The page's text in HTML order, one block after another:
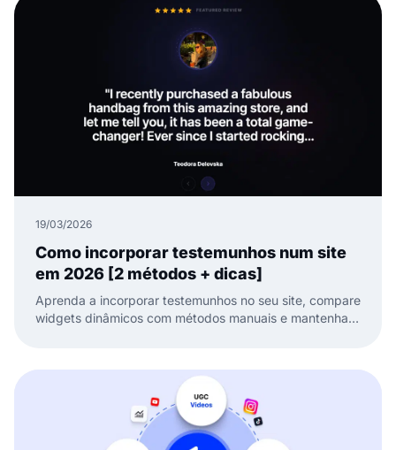
19/03/2026
Como incorporar testemunhos num site
em 2026 [2 métodos + dicas]
Aprenda a incorporar testemunhos no seu site, compare
widgets dinâmicos com métodos manuais e mantenha a